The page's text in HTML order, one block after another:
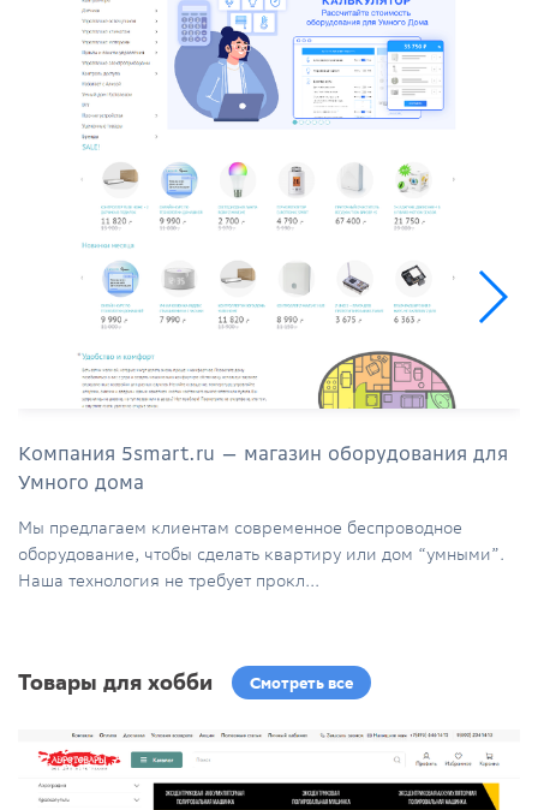
Компания 5smart.ru — магазин оборудования для
Умного дома
Мы предлагаем клиентам современное беспроводное
оборудование, чтобы сделать квартиру или дом “умными”.
Наша технология не требует прокл...
Товары для хобби Смотреть все